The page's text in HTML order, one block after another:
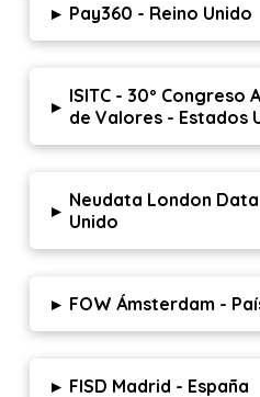
▸ Pay360 - Reino Unido
▸ ISITC - 30º Congreso
de Valores - Estados
▸ Neudata London
Unido
▸ FOW Ámsterdam -
▸ FISD Madrid - España